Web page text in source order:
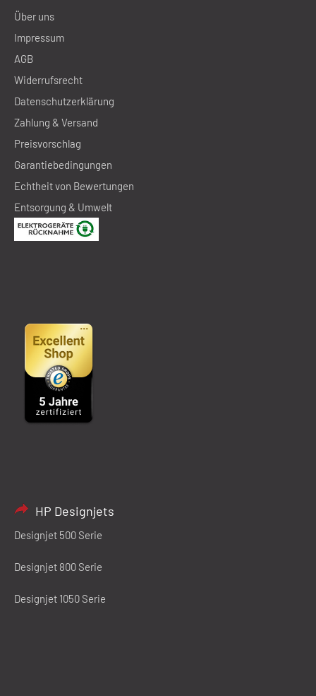
Über uns
Impressum
AGB
Widerrufsrecht
Datenschutzerklärung
Zahlung & Versand
Preisvorschlag
Garantiebedingungen
Echtheit von Bewertungen
Entsorgung & Umwelt
HP Designjets
Designjet 500 Serie
Designjet 800 Serie
Designjet 1050 Serie